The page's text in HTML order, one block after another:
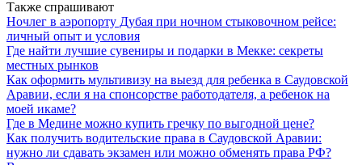
Также спрашивают
Ночлег в аэропорту Дубая при ночном стыковочном рейсе:
личный опыт и условия
Где найти лучшие сувениры и подарки в Мекке: секреты
местных рынков
Как оформить мультивизу на выезд для ребенка в Саудовской
Аравии, если я на спонсорстве работодателя, а ребенок на
моей икаме?
Где в Медине можно купить гречку по выгодной цене?
Как получить водительские права в Саудовской Аравии:
нужно ли сдавать экзамен или можно обменять права РФ?